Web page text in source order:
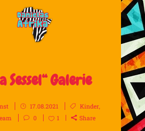
Sessel“ Galerie
17.08.2021 Kinder,
0 1 Share